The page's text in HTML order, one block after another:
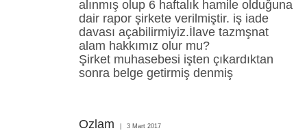
alınmış olup 6 haftalık hamile olduğuna
dair rapor şirkete verilmiştir. iş iade
davası açabilirmiyiz.İlave tazmşnat
alam hakkımız olur mu?
Şirket muhasebesi işten çıkardıktan
sonra belge getirmiş denmiş
Ozlam 3 Mart 2017